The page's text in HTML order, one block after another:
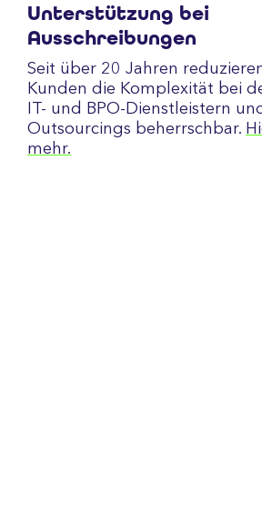
Unterstützung bei
Ausschreibungen
Seit über 20 Jahren
Kunden die Komplexität bei
IT- und BPO-Dienstleistern
Outsourcings beherrschbar.
mehr.